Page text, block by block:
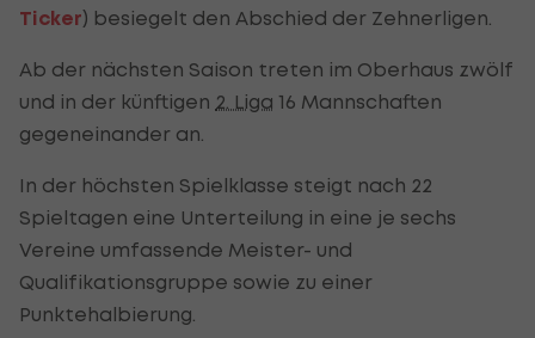
Ticker) besiegelt den Abschied der Zehnerligen.
Ab der nächsten Saison treten im Oberhaus zwölf
und in der künftigen 2. Liga 16 Mannschaften
gegeneinander an.
In der höchsten Spielklasse steigt nach 22
Spieltagen eine Unterteilung in eine je sechs
Vereine umfassende Meister- und
Qualifikationsgruppe sowie zu einer
Punktehalbierung.